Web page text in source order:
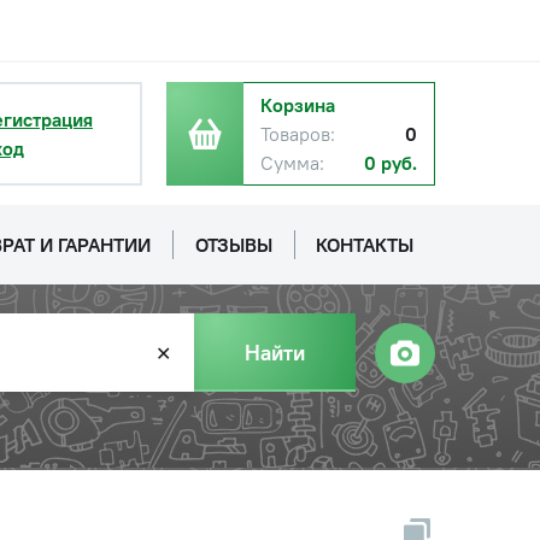
Корзина
Товаров:
0
Сумма:
0 руб.
И ГАРАНТИИ ОТЗЫВЫ КОНТАКТЫ
✕ Найти